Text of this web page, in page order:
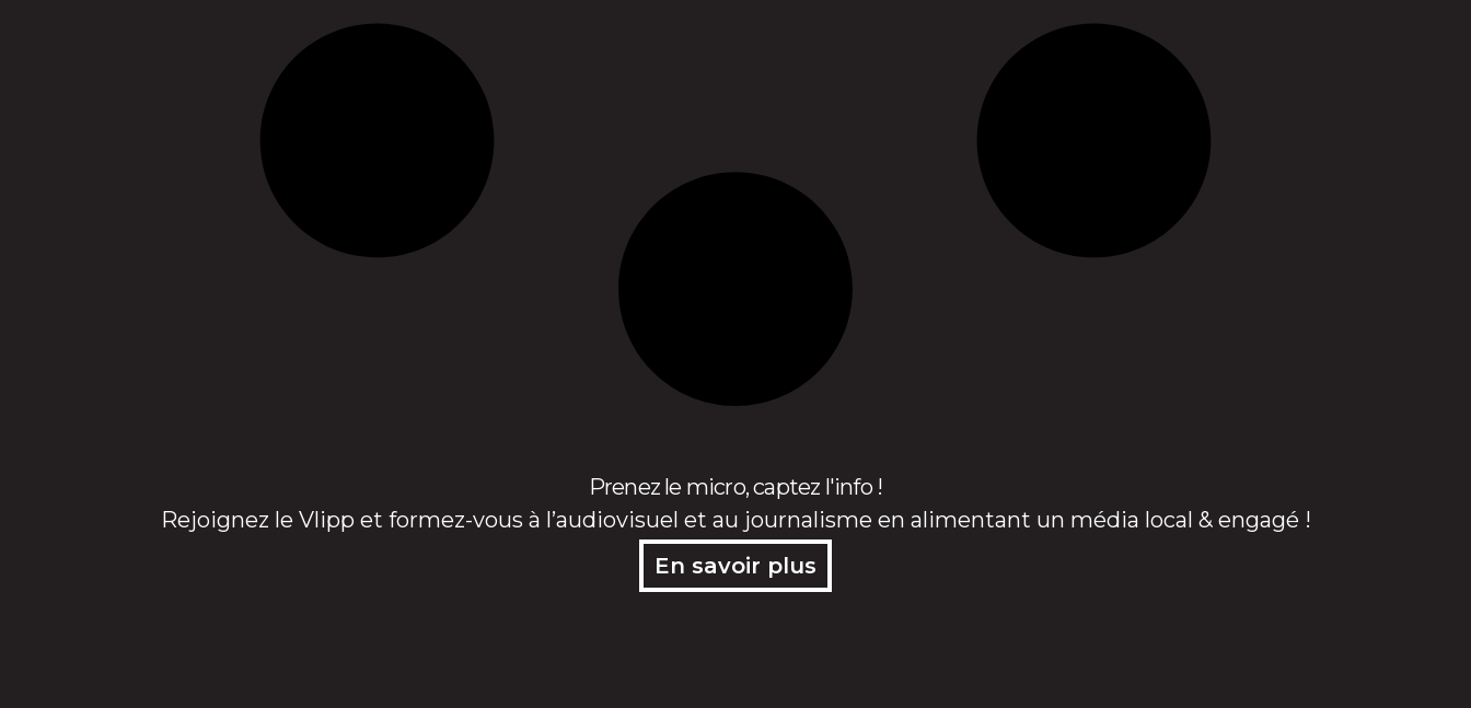
Prenez le micro, captez l'info !
Rejoignez le Vlipp et formez-vous à l’audiovisuel et au journalisme en alimentant un média local & engagé !
En savoir plus